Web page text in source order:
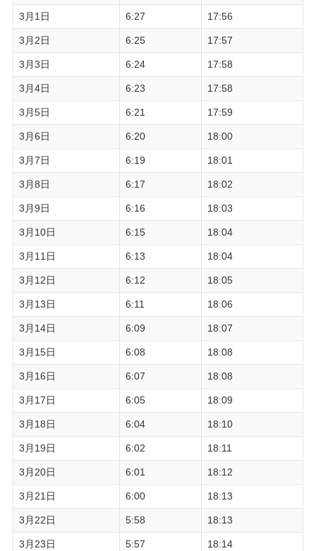
3月1日 6:27 17:56
3月2日 6:25 17:57
3月3日 6:24 17:58
3月4日 6:23 17:58
3月5日 6:21 17:59
3月6日 6:20 18:00
3月7日 6:19 18:01
3月8日 6:17 18:02
3月9日 6:16 18:03
3月10日 6:15 18:04
3月11日 6:13 18:04
3月12日 6:12 18:05
3月13日 6:11 18:06
3月14日 6:09 18:07
3月15日 6:08 18:08
3月16日 6:07 18:08
3月17日 6:05 18:09
3月18日 6:04 18:10
3月19日 6:02 18:11
3月20日 6:01 18:12
3月21日 6:00 18:13
3月22日 5:58 18:13
3月23日 5:57 18:14